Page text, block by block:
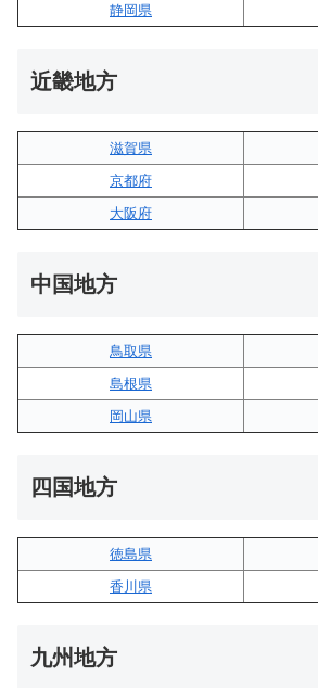
静岡県
近畿地方
滋賀県
京都府
大阪府
中国地方
鳥取県
島根県
岡山県
四国地方
徳島県
香川県
九州地方